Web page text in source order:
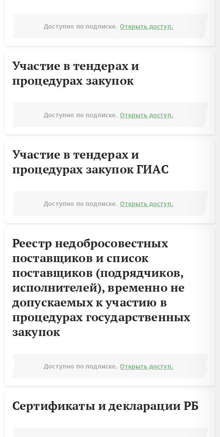
Доступно по подписке. Открыть доступ.
Участие в тендерах и
процедурах закупок
Доступно по подписке. Открыть доступ.
Участие в тендерах и
процедурах закупок ГИАС
Доступно по подписке. Открыть доступ.
Реестр недобросовестных
поставщиков и список
поставщиков (подрядчиков,
исполнителей), временно не
допускаемых к участию в
процедурах государственных
закупок
Доступно по подписке. Открыть доступ.
Сертификаты и декларации РБ